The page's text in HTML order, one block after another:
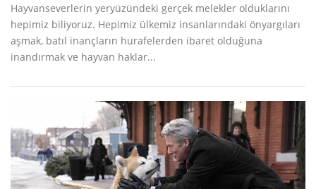
Hayvanseverlerin yeryüzündeki gerçek melekler olduklarını
hepimiz biliyoruz. Hepimiz ülkemiz insanlarındaki önyargıları
aşmak, batıl inançların hurafelerden ibaret olduğuna
inandırmak ve hayvan haklar...